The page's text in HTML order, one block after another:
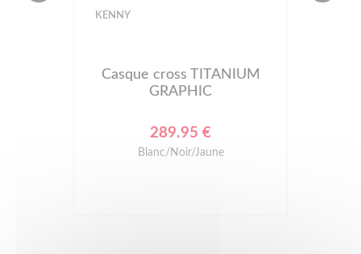
KENNY
Casque cross TITANIUM
GRAPHIC
289.95 €
Blanc/Noir/Jaune